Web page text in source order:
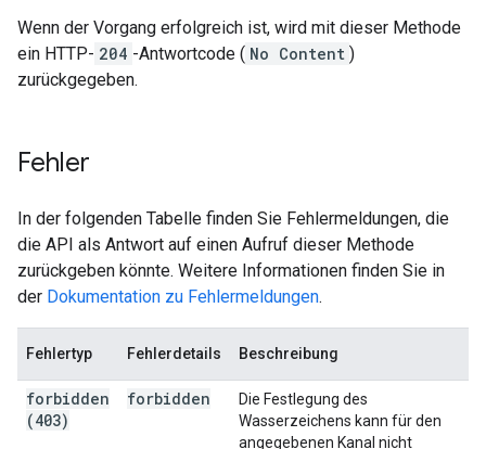
Wenn der Vorgang erfolgreich ist, wird mit dieser Methode
ein HTTP- 204 -Antwortcode ( No Content )
zurückgegeben.
Fehler
In der folgenden Tabelle finden Sie Fehlermeldungen, die
die API als Antwort auf einen Aufruf dieser Methode
zurückgeben könnte. Weitere Informationen finden Sie in
der Dokumentation zu Fehlermeldungen.
Fehlertyp Fehlerdetails Beschreibung
forbidden
(403)
forbidden
Die Festlegung des
Wasserzeichens kann für den
angegebenen Kanal nicht